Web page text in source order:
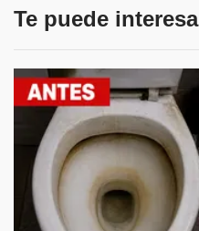
Te puede